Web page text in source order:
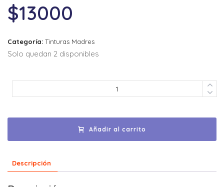
$13000
Categoría: Tinturas Madres
Solo quedan 2 disponibles
Añadir al carrito
Descripción